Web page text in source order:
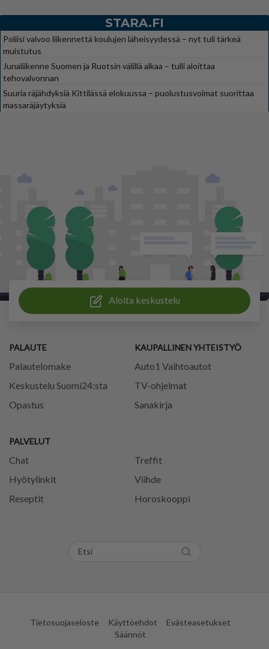
STARA.FI
Poliisi valvoo liikennettä koulujen läheisyydessä – nyt tuli tärkeä
muistutus
Junaliikenne Suomen ja Ruotsin välillä alkaa – tulli aloittaa
tehovalvonnan
Suuria räjähdyksiä Kittilässä elokuussa – puolustusvoimat suorittaa
massaräjäytyksiä
Aloita keskustelu
PALAUTE
Palautelomake
Keskustelu Suomi24:sta
Opastus
PALVELUT
Chat
Treffit
Hyötylinkit
Viihde
Reseptit
Horoskooppi
KAUPALLINEN YHTEISTYÖ
Auto1 Vaihtoautot
TV-ohjelmat
Sanakirja
Tietosuojaseloste Käyttöehdot
Evästeasetukset
Säännöt